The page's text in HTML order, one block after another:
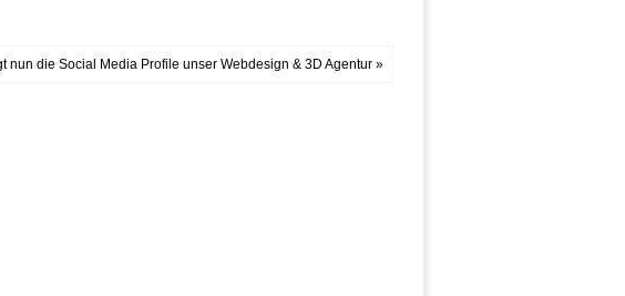
nun die Social Media Profile unser Webdesign & 3D Agentur »